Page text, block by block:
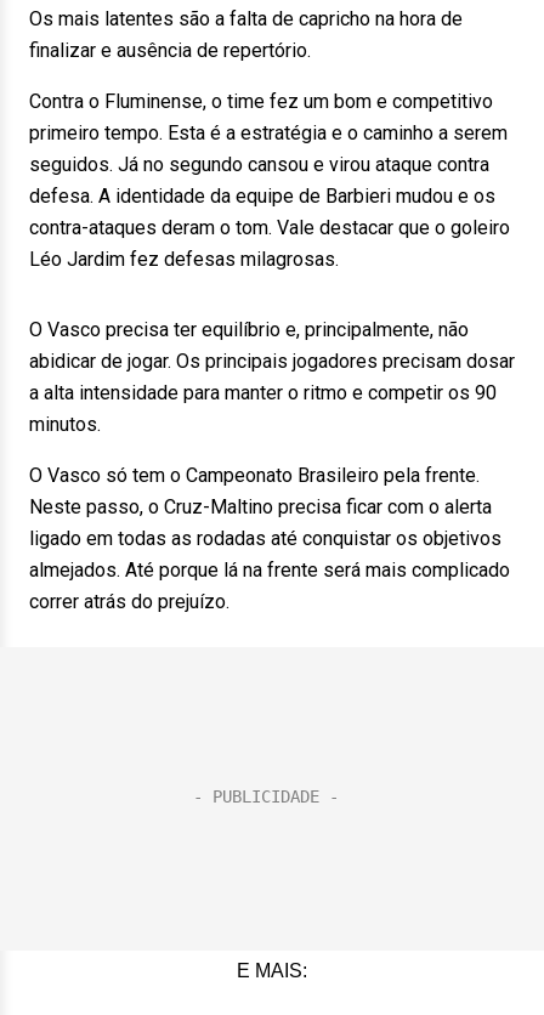
Os mais latentes são a falta de capricho na hora de
finalizar e ausência de repertório.
Contra o Fluminense, o time fez um bom e competitivo
primeiro tempo. Esta é a estratégia e o caminho a serem
seguidos. Já no segundo cansou e virou ataque contra
defesa. A identidade da equipe de Barbieri mudou e os
contra-ataques deram o tom. Vale destacar que o goleiro
Léo Jardim fez defesas milagrosas.
O Vasco precisa ter equilíbrio e, principalmente, não
abidicar de jogar. Os principais jogadores precisam dosar
a alta intensidade para manter o ritmo e competir os 90
minutos.
O Vasco só tem o Campeonato Brasileiro pela frente.
Neste passo, o Cruz-Maltino precisa ficar com o alerta
ligado em todas as rodadas até conquistar os objetivos
almejados. Até porque lá na frente será mais complicado
correr atrás do prejuízo.
E MAIS: